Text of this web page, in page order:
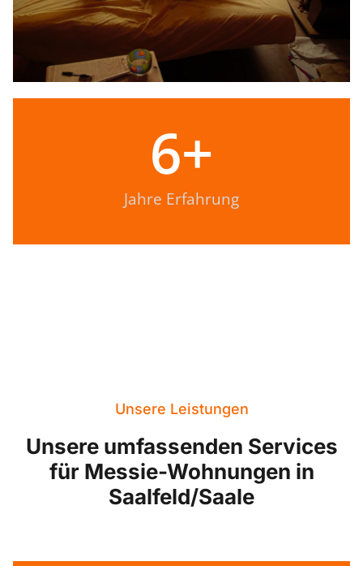
Jahre Erfahrung
6+
Unsere Leistungen
Unsere umfassenden Services
für Messie-Wohnungen in
Saalfeld/Saale